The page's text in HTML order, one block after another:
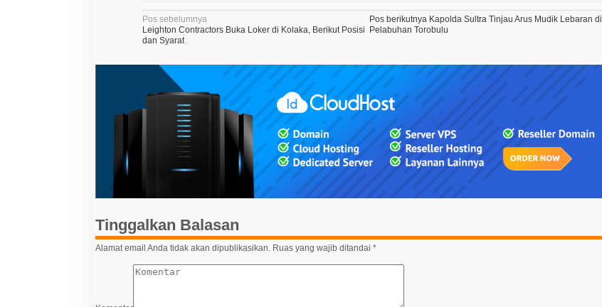
N
a
v
g
a
Pos sebelumnya
Leighton Contractors Buka Loker di Kolaka, Berikut Posisi
dan Syarat
Pos berikutnya Kapolda Sultra Tinjau Arus Mudik Lebaran di
Pelabuhan Torobulu
Tinggalkan Balasan
Alamat email Anda tidak akan dipublikasikan. Ruas yang wajib ditandai *